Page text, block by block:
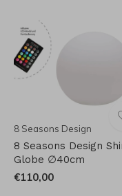
8 Seasons Design
8 Seasons Design
Globe ∅40cm
€110,00